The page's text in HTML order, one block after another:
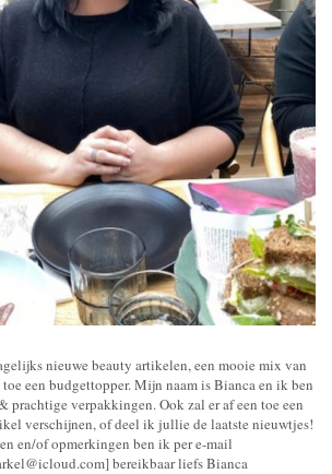
nieuwe beauty artikelen, een mooie mix van
een budgettopper. Mijn naam is Bianca en ik ben
prachtige verpakkingen. Ook zal er af een toe een
verschijnen, of deel ik jullie de laatste nieuwtjes!
en/of opmerkingen ben ik per e-mail
bereikbaar liefs Bianca